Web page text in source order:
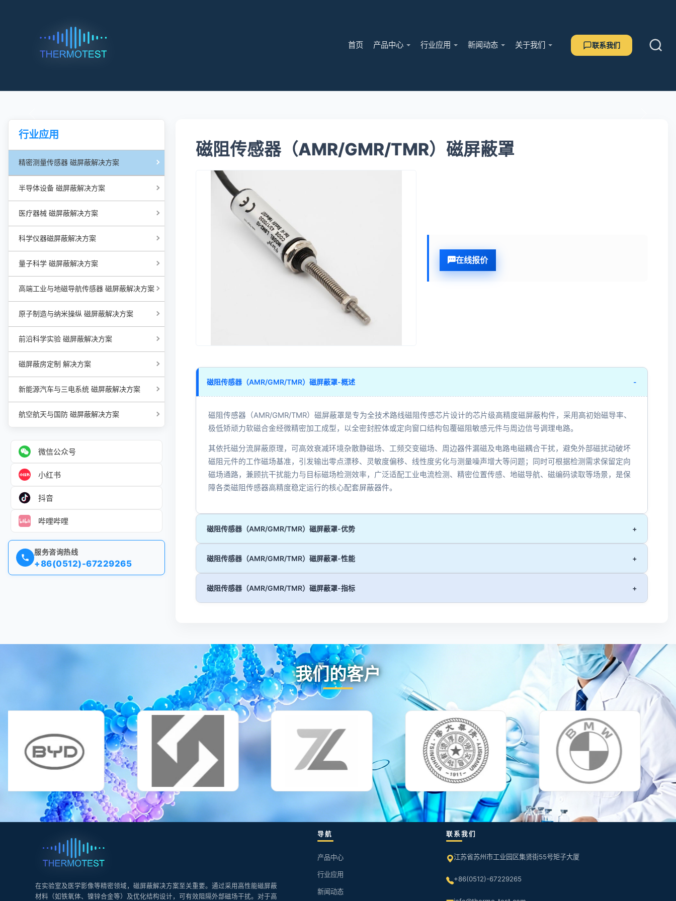
首页 产品中心 行业应用 新闻动态 关于我们 联系我们
行业应用
精密测量传感器 磁屏蔽解决方案
半导体设备 磁屏蔽解决方案
医疗器械 磁屏蔽解决方案
科学仪器磁屏蔽解决方案
量子科学 磁屏蔽解决方案
高端工业与地磁导航传感器 磁屏蔽解决方案
原子制造与纳米操纵 磁屏蔽解决方案
前沿科学实验 磁屏蔽解决方案
磁屏蔽房定制 解决方案
新能源汽车与三电系统 磁屏蔽解决方案
航空航天与国防 磁屏蔽解决方案
微信公众号
小红书
抖音
哔哩哔哩
服务咨询热线
+86(0512)-67229265
磁阻传感器（AMR/GMR/TMR）磁屏蔽罩
在线报价
磁阻传感器（AMR/GMR/TMR）磁屏蔽罩-概述 -
磁阻传感器（AMR/GMR/TMR）磁屏蔽罩是专为全技术路线磁阻传感芯片设计的芯片级高精度磁屏蔽构件，采用高初始磁导率、
极低矫顽力软磁合金经微精密加工成型，以全密封腔体或定向窗口结构包覆磁阻敏感元件与周边信号调理电路。
其依托磁分流屏蔽原理，可高效衰减环境杂散静磁场、工频交变磁场、周边器件漏磁及电路电磁耦合干扰，避免外部磁扰动破坏
磁阻元件的工作磁场基准，引发输出零点漂移、灵敏度偏移、线性度劣化与测量噪声增大等问题；同时可根据检测需求保留定向
磁场通路，兼顾抗干扰能力与目标磁场检测效率，广泛适配工业电流检测、精密位置传感、地磁导航、磁编码读取等场景，是保
障各类磁阻传感器高精度稳定运行的核心配套屏蔽器件。
磁阻传感器（AMR/GMR/TMR）磁屏蔽罩-优势 +
磁阻传感器（AMR/GMR/TMR）磁屏蔽罩-性能 +
磁阻传感器（AMR/GMR/TMR）磁屏蔽罩-指标 +
我们的客户
在实验室及医学影像等精密领域，磁屏蔽解决方案至关重要。通过采用高性能磁屏蔽
材料（如铁氧体、镍锌合金等）及优化结构设计，可有效阻隔外部磁场干扰。对于高
导航
产品中心
行业应用
新闻动态
联系我们
江苏省苏州市工业园区集贤街55号矩子大厦
+86(0512)-67229265